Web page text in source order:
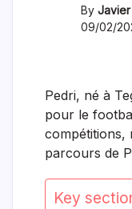
By
09/02/
Pedri, né à
pour le
compétitions,
parcours de
Key